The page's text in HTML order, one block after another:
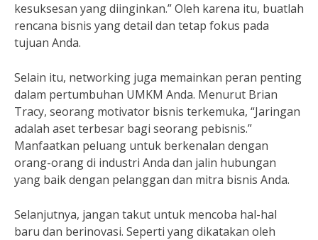
kesuksesan yang diinginkan.” Oleh karena itu, buatlah
rencana bisnis yang detail dan tetap fokus pada
tujuan Anda.
Selain itu, networking juga memainkan peran penting
dalam pertumbuhan UMKM Anda. Menurut Brian
Tracy, seorang motivator bisnis terkemuka, “Jaringan
adalah aset terbesar bagi seorang pebisnis.”
Manfaatkan peluang untuk berkenalan dengan
orang-orang di industri Anda dan jalin hubungan
yang baik dengan pelanggan dan mitra bisnis Anda.
Selanjutnya, jangan takut untuk mencoba hal-hal
baru dan berinovasi. Seperti yang dikatakan oleh